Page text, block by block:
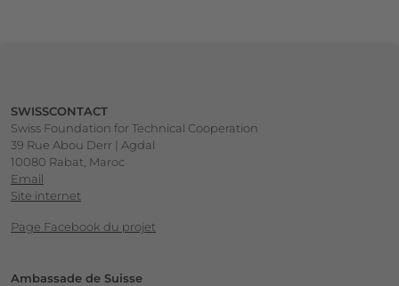
SWISSCONTACT
Swiss Foundation for Technical Cooperation
39 Rue Abou Derr | Agdal
10080 Rabat, Maroc
Email
Site internet
Page Facebook du projet
Ambassade de Suisse